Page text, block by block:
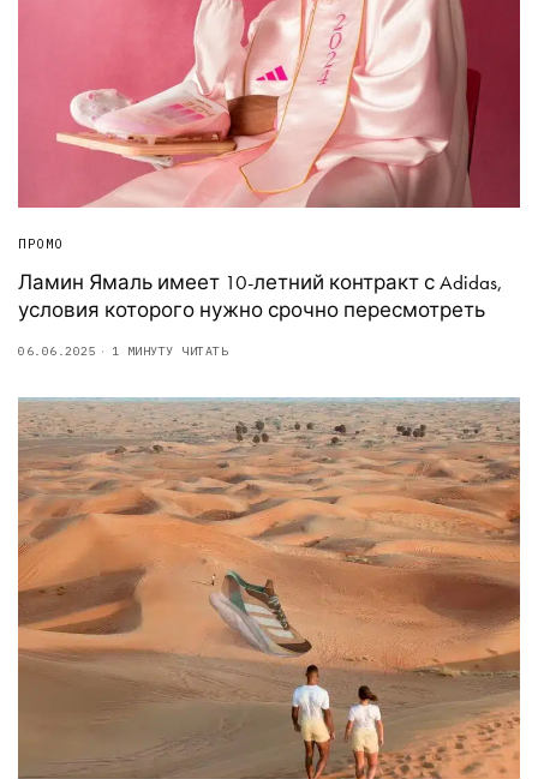
ПРОМО
Ламин Ямаль имеет 10-летний контракт с Adidas,
условия которого нужно срочно пересмотреть
06.06.2025 1 МИНУТУ ЧИТАТЬ